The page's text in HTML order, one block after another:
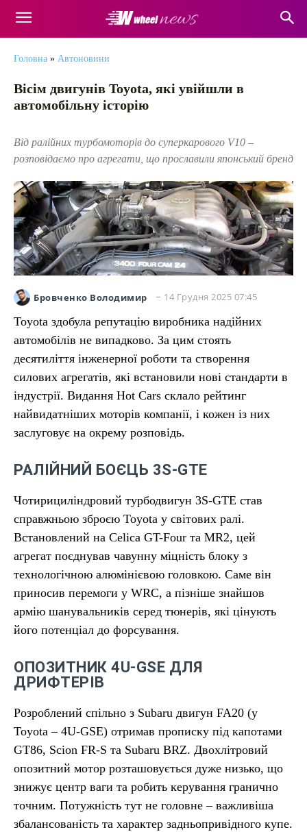
Головна » Автоновини
Вісім двигунів Toyota, які увійшли в
автомобільну історію
Від ралійних турбомоторів до суперкарового V10 –
розповідаємо про агрегати, що прославили японський бренд
Бровченко Володимир 14 Грудня 2025 07:45
Toyota здобула репутацію виробника надійних
автомобілів не випадково. За цим стоять
десятиліття інженерної роботи та створення
силових агрегатів, які встановили нові стандарти в
індустрії. Видання Hot Cars склало рейтинг
найвидатніших моторів компанії, і кожен із них
заслуговує на окрему розповідь.
РАЛІЙНИЙ БОЄЦЬ 3S-GTE
Чотирициліндровий турбодвигун 3S-GTE став
справжньою зброєю Toyota у світових ралі.
Встановлений на Celica GT-Four та MR2, цей
агрегат поєднував чавунну міцність блоку з
технологічною алюмінієвою головкою. Саме він
приносив перемоги у WRC, а пізніше знайшов
армію шанувальників серед тюнерів, які цінують
його потенціал до форсування.
ОПОЗИТНИК 4U-GSE ДЛЯ
ДРИФТЕРІВ
Розроблений спільно з Subaru двигун FA20 (у
Toyota – 4U-GSE) отримав прописку під капотами
GT86, Scion FR-S та Subaru BRZ. Двохлітровий
опозитний мотор розташовується дуже низько, що
знижує центр ваги та робить керування гранично
точним. Потужність тут не головне – важливіша
збалансованість та характер задньопривідного купе.